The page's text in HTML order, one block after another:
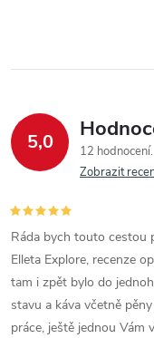
5,0
12 hodnocení
Zobrazit
Ráda bych touto cestou
Elleta Explore, recenze
tam i zpět bylo do
stavu a káva včetně
práce, ještě jednou Vám